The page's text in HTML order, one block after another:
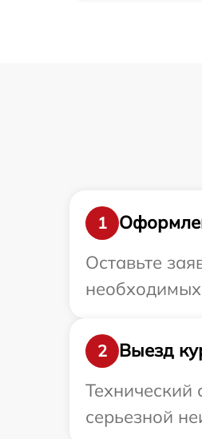
1
Оставьте
2
Выезд
Технический
серьезной